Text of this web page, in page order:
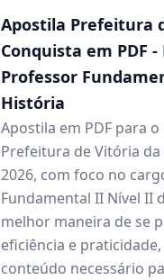
Apostila Prefeitura
Conquista em PDF -
Professor
História
Apostila em PDF para
Prefeitura de Vitória da
2026, com foco no
Fundamental II Nível II
melhor maneira de se
eficiência e
conteúdo necessário